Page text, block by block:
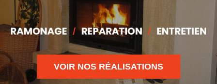
VOIR NOS RÉALISATIONS